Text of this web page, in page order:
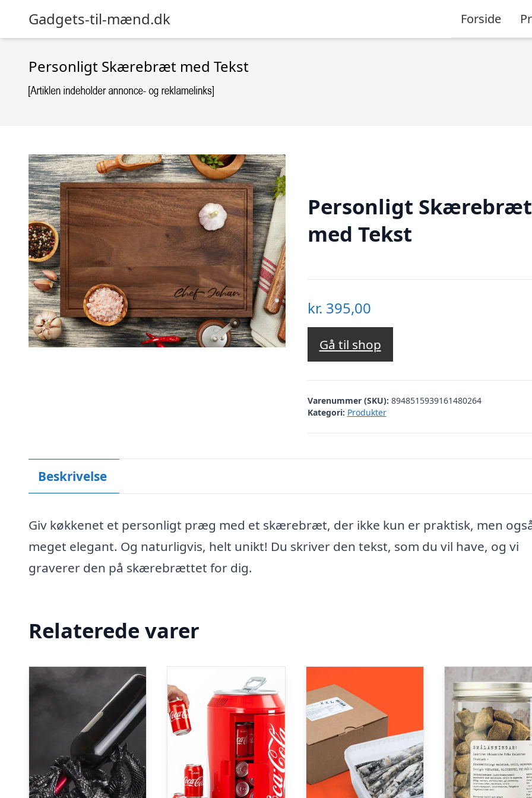
Gadgets-til-mænd.dk Forside
Personligt Skærebræt med Tekst
Personligt Skærebræt
med Tekst
kr. 395,00
Gå til shop
Varenummer (SKU): 8948515939161480264
Kategori: Produkter
Beskrivelse
Giv køkkenet et personligt præg med et skærebræt, der ikke kun er praktisk, men
meget elegant. Og naturligvis, helt unikt! Du skriver den tekst, som du vil have, og vi
graverer den på skærebrættet for dig.
Relaterede varer